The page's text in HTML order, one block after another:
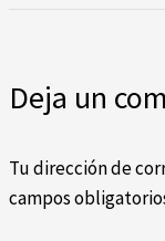
Deja un
Tu dirección de
campos